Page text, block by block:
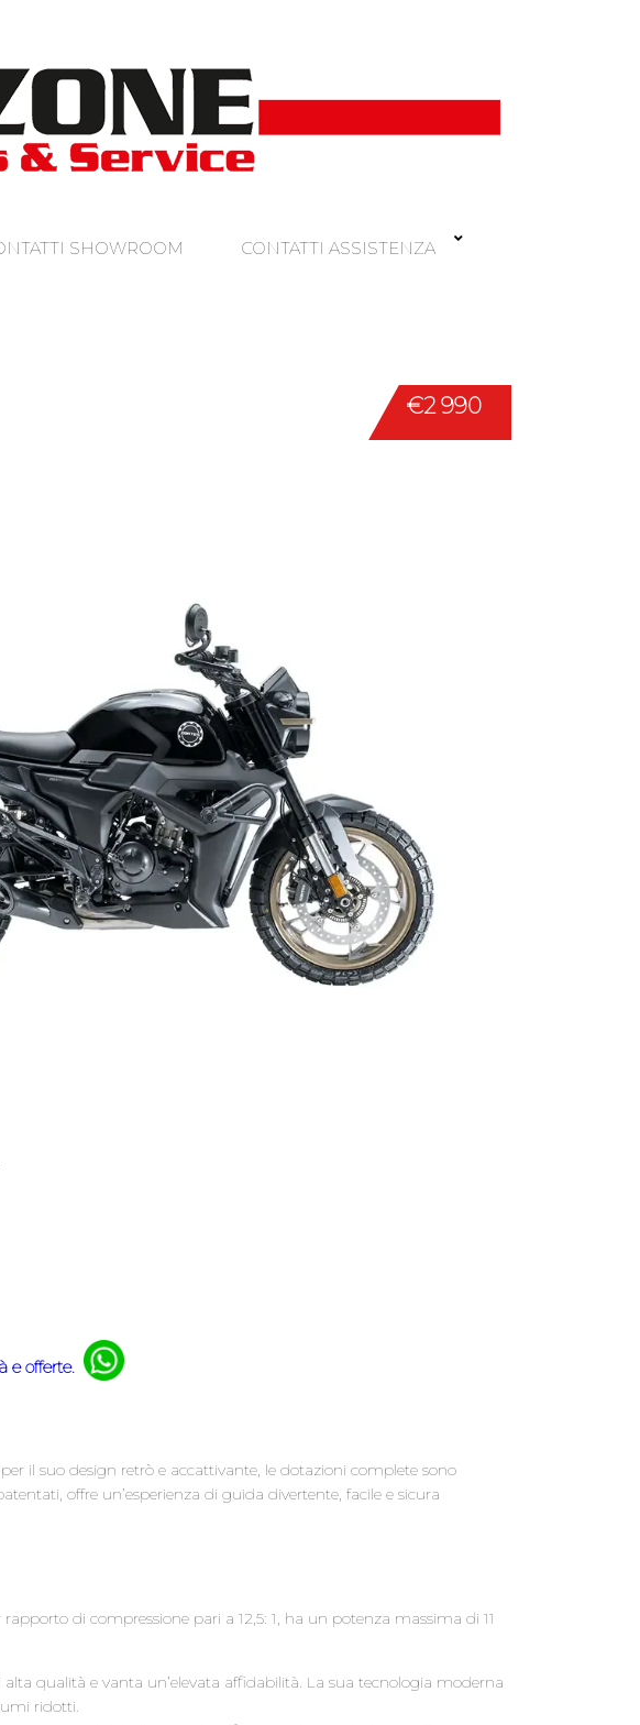
SHOWROOM CONTATTI ASSISTENZA
€2 990
e offerte.
il suo design retrò e accattivante, le dotazioni complete sono
offre un’esperienza di guida divertente, facile e sicura
di compressione pari a 12,5: 1, ha un potenza massima di 11
qualità e vanta un’elevata affidabilità. La sua tecnologia moderna
ridotti.